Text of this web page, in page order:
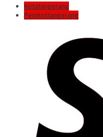
Kotatangerang
Pemkottangerang